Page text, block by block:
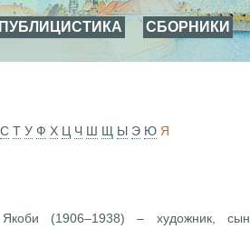
ПУБЛИЦИСТИКА СБОРНИКИ
С Т У Ф Х Ц Ч Ш Щ Ы Э Ю Я
(1906–1938) – художник, сын